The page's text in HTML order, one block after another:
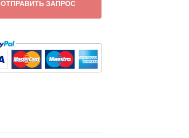
ОТПРАВИТЬ ЗАПРОС